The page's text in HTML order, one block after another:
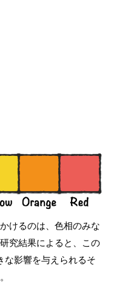
けるのは、色相のみな
究結果によると、この
な影響を与えられるそ